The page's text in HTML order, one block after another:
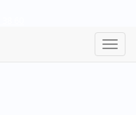
Toggle